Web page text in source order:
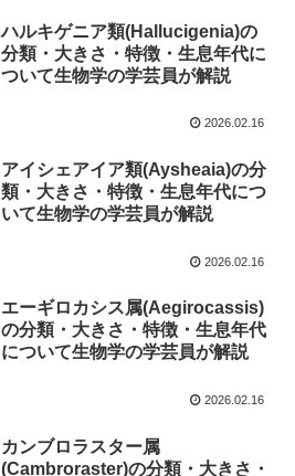
ハルキゲニア類(Hallucigenia)の
分類・大きさ・特徴・生息年代に
ついて生物学の学芸員が解説
2026.02.16
アイシェアイア類(Aysheaia)の分
類・大きさ・特徴・生息年代につ
いて生物学の学芸員が解説
2026.02.16
エーギロカシス属(Aegirocassis)
の分類・大きさ・特徴・生息年代
について生物学の学芸員が解説
2026.02.16
カンブロラスター属
(Cambroraster)の分類・大きさ・